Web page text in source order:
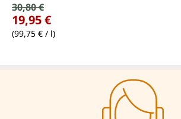
Verkaufspreis:
Regulärer Preis:
30,80 €
19,95 €
(99,75 € / l)